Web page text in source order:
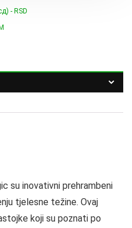
- RSD
su inovativni prehrambeni
tjelesne težine. Ovaj
koji su poznati po